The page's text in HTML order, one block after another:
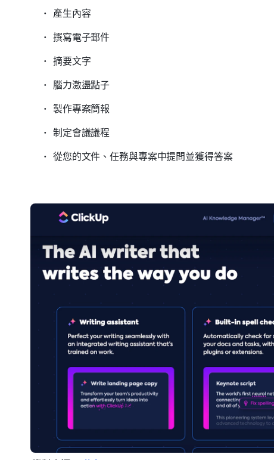
產生內容
撰寫電子郵件
摘要文字
腦力激盪點子
製作專案簡報
制定會議議程
從您的文件、任務與專案中提問並獲得答案